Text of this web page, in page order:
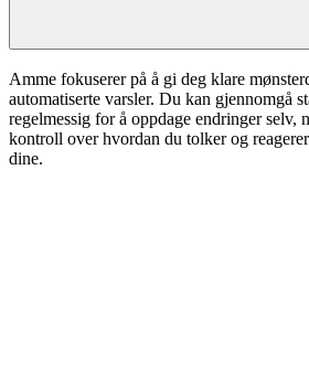
Amme fokuserer på å gi deg klare
automatiserte varsler. Du kan gjennomgå
regelmessig for å oppdage endringer selv,
kontroll over hvordan du tolker og
dine.